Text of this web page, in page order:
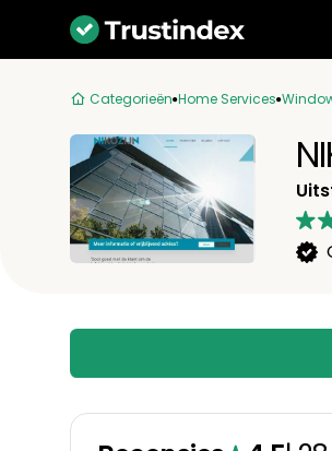
Categorieën Home Services